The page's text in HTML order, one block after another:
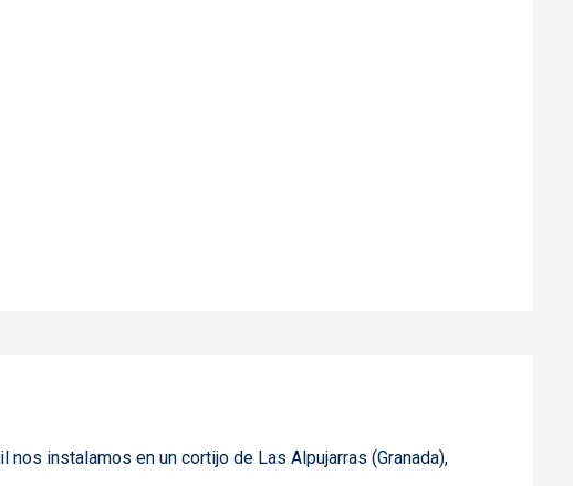
nos instalamos en un cortijo de Las Alpujarras (Granada),